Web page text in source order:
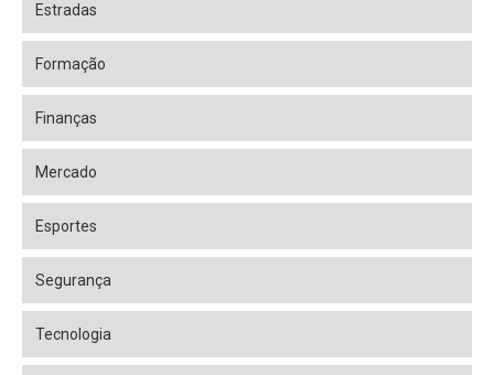
Estradas
Formação
Finanças
Mercado
Esportes
Segurança
Tecnologia